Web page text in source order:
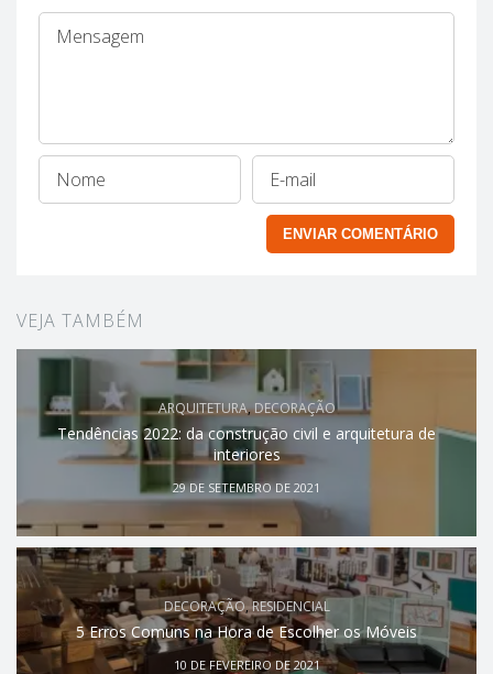
VEJA TAMBÉM
ARQUITETURA,DECORAÇÃO
Tendências 2022: da construção civil e arquitetura de
interiores
29 DE SETEMBRO DE 2021
DECORAÇÃO,RESIDENCIAL
5 Erros Comuns na Hora de Escolher os Móveis
10 DE FEVEREIRO DE 2021